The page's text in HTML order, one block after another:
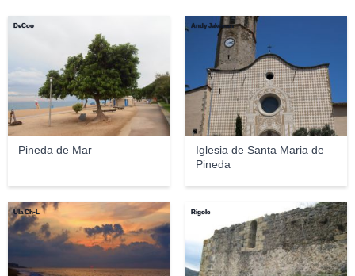
Pineda de Mar
DeCoo
Iglesia de Santa Maria de
Pineda
Andy Jakeman
Ula Ch-L Rigole